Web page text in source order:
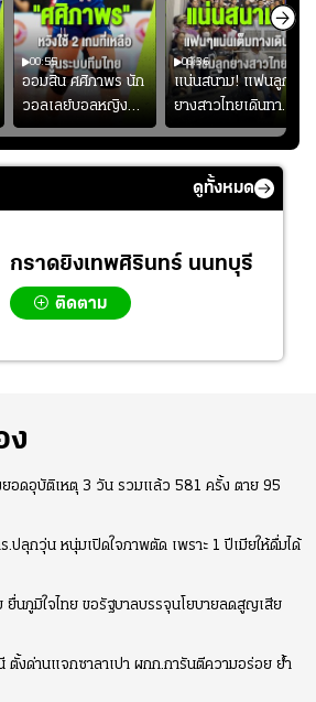
00:55
ออมสิน ศศิภาพร นัก
วอลเลย์บอลหญิงทีม
ชาติไทย หวังใช้ 2
เกมที่เหลือ ปรับจู
00:36
แน่นสนาม! แฟนลูก
ยางสาวไทยเดินทาง
เข้ามาเชียร์สาวไทย
อย่างคึกคัก เพื่อให้
กำลังใจ ก่อนที่สาว
ดูทั้งหมด
กราดยิงเทพศิรินทร์ นนทบุรี
ติดตาม
ง
ยอดอุบัติเหตุ 3 วัน รวมแล้ว 581 ครั้ง ตาย 95
.ปลุกวุ่น หนุ่มเปิดใจภาพตัด เพราะ 1 ปีเมียให้ดื่มได้
ยื่นภูมิใจไทย ขอรัฐบาลบรรจุนโยบายลดสูญเสีย
ตั้งด่านแจกซาลาเปา ผกก.การันตีความอร่อย ย้ำ